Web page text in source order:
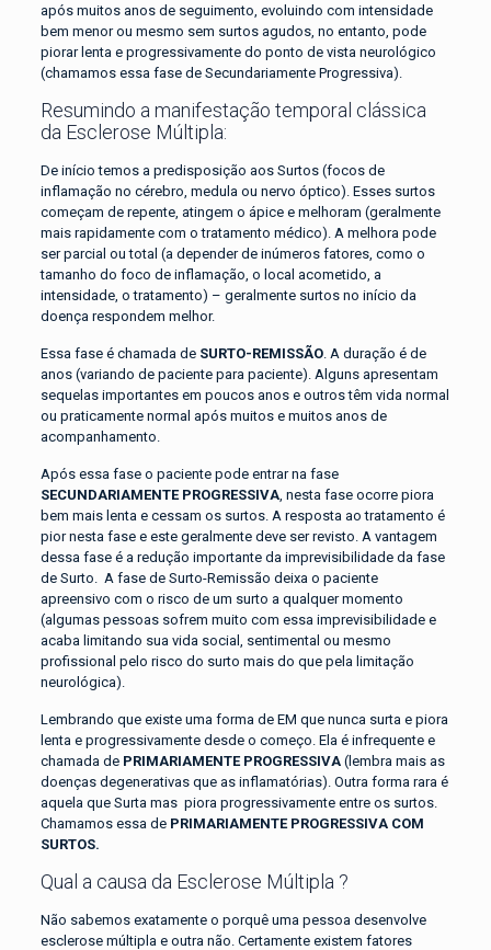
após muitos anos de seguimento, evoluindo com intensidade
bem menor ou mesmo sem surtos agudos, no entanto, pode
piorar lenta e progressivamente do ponto de vista neurológico
(chamamos essa fase de Secundariamente Progressiva).
Resumindo a manifestação temporal clássica
da Esclerose Múltipla:
De início temos a predisposição aos Surtos (focos de
inflamação no cérebro, medula ou nervo óptico). Esses surtos
começam de repente, atingem o ápice e melhoram (geralmente
mais rapidamente com o tratamento médico). A melhora pode
ser parcial ou total (a depender de inúmeros fatores, como o
tamanho do foco de inflamação, o local acometido, a
intensidade, o tratamento) – geralmente surtos no início da
doença respondem melhor.
Essa fase é chamada de SURTO-REMISSÃO. A duração é de
anos (variando de paciente para paciente). Alguns apresentam
sequelas importantes em poucos anos e outros têm vida normal
ou praticamente normal após muitos e muitos anos de
acompanhamento.
Após essa fase o paciente pode entrar na fase
SECUNDARIAMENTE PROGRESSIVA, nesta fase ocorre piora
bem mais lenta e cessam os surtos. A resposta ao tratamento é
pior nesta fase e este geralmente deve ser revisto. A vantagem
dessa fase é a redução importante da imprevisibilidade da fase
de Surto. A fase de Surto-Remissão deixa o paciente
apreensivo com o risco de um surto a qualquer momento
(algumas pessoas sofrem muito com essa imprevisibilidade e
acaba limitando sua vida social, sentimental ou mesmo
profissional pelo risco do surto mais do que pela limitação
neurológica).
Lembrando que existe uma forma de EM que nunca surta e piora
lenta e progressivamente desde o começo. Ela é infrequente e
chamada de PRIMARIAMENTE PROGRESSIVA (lembra mais as
doenças degenerativas que as inflamatórias). Outra forma rara é
aquela que Surta mas piora progressivamente entre os surtos.
Chamamos essa de PRIMARIAMENTE PROGRESSIVA COM
SURTOS.
Qual a causa da Esclerose Múltipla ?
Não sabemos exatamente o porquê uma pessoa desenvolve
esclerose múltipla e outra não. Certamente existem fatores